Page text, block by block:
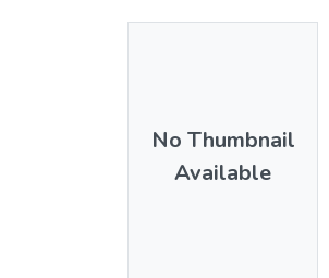
No Thumbnail
Available